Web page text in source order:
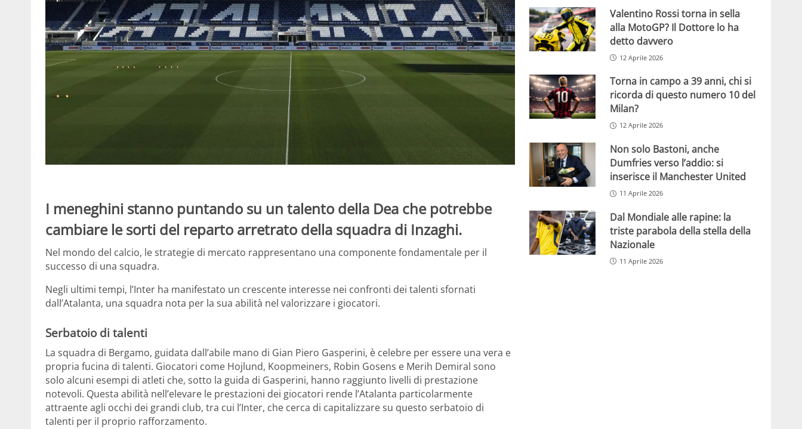
I meneghini stanno puntando su un talento della Dea che potrebbe
cambiare le sorti del reparto arretrato della squadra di Inzaghi.
Nel mondo del calcio, le strategie di mercato rappresentano una componente fondamentale per il
successo di una squadra.
Negli ultimi tempi, l’Inter ha manifestato un crescente interesse nei confronti dei talenti sfornati
dall’Atalanta, una squadra nota per la sua abilità nel valorizzare i giocatori.
Serbatoio di talenti
La squadra di Bergamo, guidata dall’abile mano di Gian Piero Gasperini, è celebre per essere una vera e
propria fucina di talenti. Giocatori come Hojlund, Koopmeiners, Robin Gosens e Merih Demiral sono
solo alcuni esempi di atleti che, sotto la guida di Gasperini, hanno raggiunto livelli di prestazione
notevoli. Questa abilità nell’elevare le prestazioni dei giocatori rende l’Atalanta particolarmente
attraente agli occhi dei grandi club, tra cui l’Inter, che cerca di capitalizzare su questo serbatoio di
talenti per il proprio rafforzamento.
Valentino Rossi torna in sella
alla MotoGP? Il Dottore lo ha
detto davvero
12 Aprile 2026
Torna in campo a 39 anni, chi si
ricorda di questo numero 10 del
Milan?
12 Aprile 2026
Non solo Bastoni, anche
Dumfries verso l’addio: si
inserisce il Manchester United
11 Aprile 2026
Dal Mondiale alle rapine: la
triste parabola della stella della
Nazionale
11 Aprile 2026